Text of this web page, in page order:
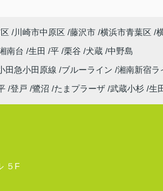
川崎市中原区 藤沢市 横浜市青葉区
南台 生田 平 栗谷 犬蔵 中野島
田急小田原線 ブルーライン 湘南新宿ラ
登戸 鷺沼 たまプラーザ 武蔵小杉 生
５F